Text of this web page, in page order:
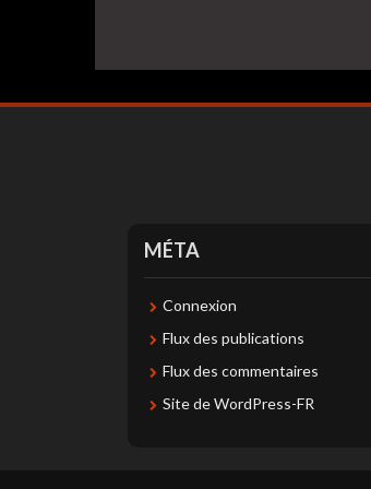
publications
MÉTA
Connexion
Flux des publications
Flux des commentaires
Site de WordPress-FR